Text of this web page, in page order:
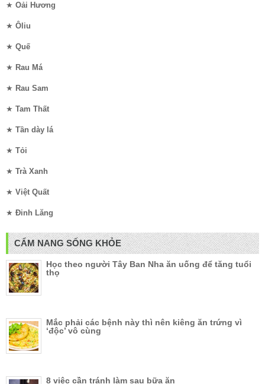
★ Oải Hương
★ Ôliu
★ Quế
★ Rau Má
★ Rau Sam
★ Tam Thất
★ Tần dày lá
★ Tỏi
★ Trà Xanh
★ Việt Quất
★ Đinh Lăng
CẨM NANG SỐNG KHỎE
Học theo người Tây Ban Nha ăn uống để tăng tuổi
thọ
Mắc phải các bệnh này thì nên kiêng ăn trứng vì
‘độc’ vô cùng
8 việc cần tránh làm sau bữa ăn